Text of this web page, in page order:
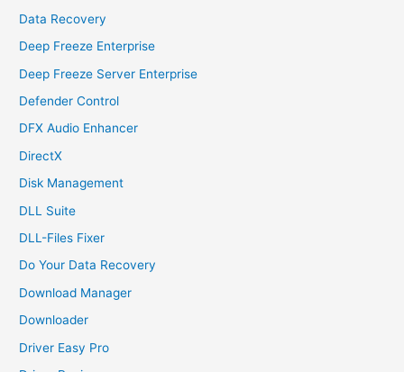
Data Recovery
Deep Freeze Enterprise
Deep Freeze Server Enterprise
Defender Control
DFX Audio Enhancer
DirectX
Disk Management
DLL Suite
DLL-Files Fixer
Do Your Data Recovery
Download Manager
Downloader
Driver Easy Pro